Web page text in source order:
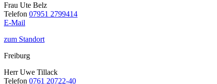
Frau Ute Belz
Telefon 07951 2799414
E-Mail
zum Standort
Freiburg
Herr Uwe Tillack
Telefon 0761 20722-40